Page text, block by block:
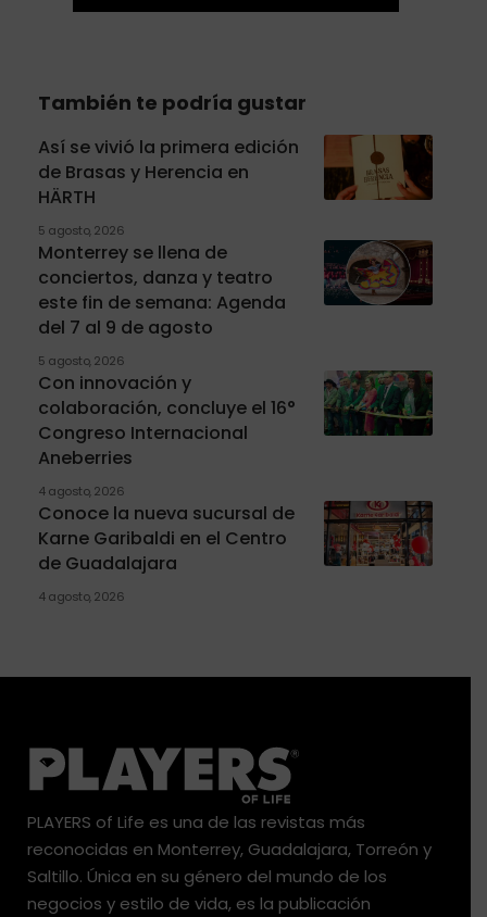
También te podría gustar
Así se vivió la primera edición
de Brasas y Herencia en
HÄRTH
5 agosto, 2026
Monterrey se llena de
conciertos, danza y teatro
este fin de semana: Agenda
del 7 al 9 de agosto
5 agosto, 2026
Con innovación y
colaboración, concluye el 16°
Congreso Internacional
Aneberries
4 agosto, 2026
Conoce la nueva sucursal de
Karne Garibaldi en el Centro
de Guadalajara
4 agosto, 2026
PLAYERS of Life es una de las revistas más
reconocidas en Monterrey, Guadalajara, Torreón y
Saltillo. Única en su género del mundo de los
negocios y estilo de vida, es la publicación